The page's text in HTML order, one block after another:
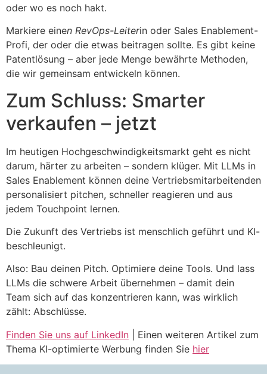
oder wo es noch hakt.
Markiere einen RevOps-Leiterin oder Sales Enablement-
Profi, der oder die etwas beitragen sollte. Es gibt keine
Patentlösung – aber jede Menge bewährte Methoden,
die wir gemeinsam entwickeln können.
Zum Schluss: Smarter
verkaufen – jetzt
Im heutigen Hochgeschwindigkeitsmarkt geht es nicht
darum, härter zu arbeiten – sondern klüger. Mit LLMs in
Sales Enablement können deine Vertriebsmitarbeitenden
personalisiert pitchen, schneller reagieren und aus
jedem Touchpoint lernen.
Die Zukunft des Vertriebs ist menschlich geführt und KI-
beschleunigt.
Also: Bau deinen Pitch. Optimiere deine Tools. Und lass
LLMs die schwere Arbeit übernehmen – damit dein
Team sich auf das konzentrieren kann, was wirklich
zählt: Abschlüsse.
Finden Sie uns auf LinkedIn | Einen weiteren Artikel zum
Thema KI-optimierte Werbung finden Sie hier